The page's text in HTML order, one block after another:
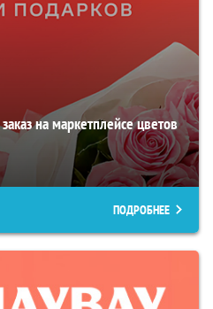
на маркетплейсе цветов
ПОДРОБНЕЕ